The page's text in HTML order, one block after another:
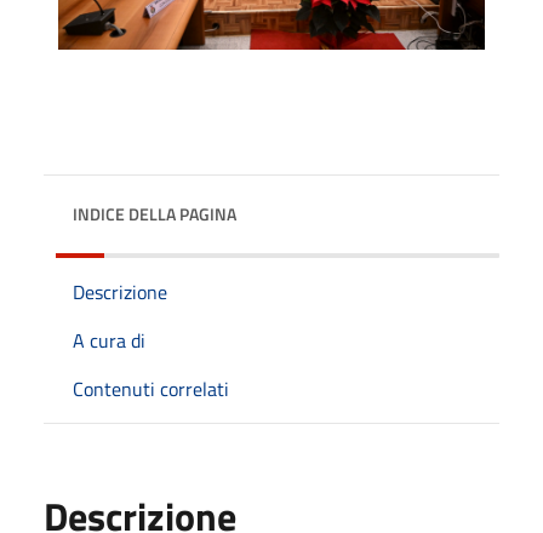
INDICE DELLA PAGINA
Descrizione
A cura di
Contenuti correlati
Descrizione